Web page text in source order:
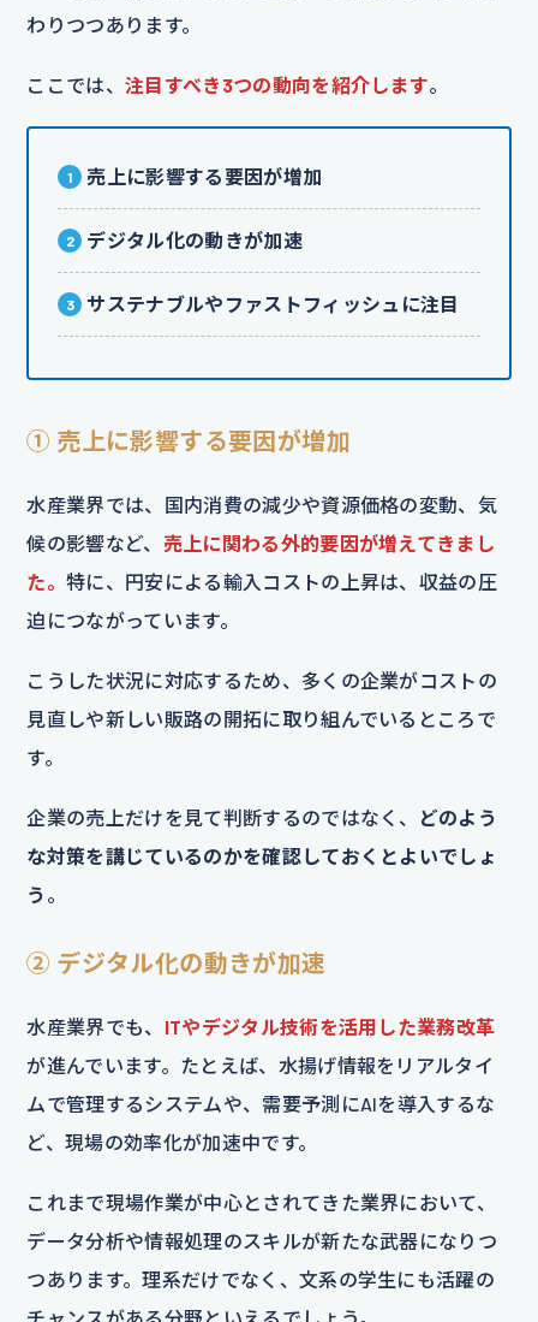
わりつつあります。
ここでは、 注目すべき3つの動向を紹介します。
売上に影響する要因が増加
デジタル化の動きが加速
サステナブルやファストフィッシュに注目
① 売上に影響する要因が増加
水産業界では、国内消費の減少や資源価格の変動、気
候の影響など、 売上に関わる外的要因が増えてきまし
た。特に、円安による輸入コストの上昇は、収益の圧
迫につながっています。
こうした状況に対応するため、多くの企業がコストの
見直しや新しい販路の開拓に取り組んでいるところで
す。
企業の売上だけを見て判断するのではなく、
どのよう
な対策を講じているのかを確認しておくとよいでしょ
う 。
② デジタル化の動きが加速
水産業界でも、 ITやデジタル技術を活用した業務改革
が進んでいます。たとえば、水揚げ情報をリアルタイ
ムで管理するシステムや、需要予測にAIを導入するな
ど、現場の効率化が加速中です。
これまで現場作業が中心とされてきた業界において、
データ分析や情報処理のスキルが新たな武器になりつ
つあります。理系だけでなく、文系の学生にも活躍の